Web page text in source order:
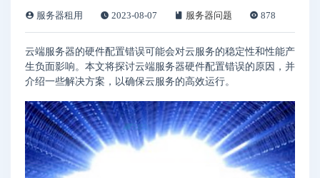
服务器租用 2023-08-07 服务器问题 878
云端服务器的硬件配置错误可能会对云服务的稳定性和性能产
生负面影响。本文将探讨云端服务器硬件配置错误的原因，并
介绍一些解决方案，以确保云服务的高效运行。